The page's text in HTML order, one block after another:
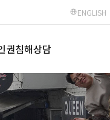
ENGLISH
권침해상담